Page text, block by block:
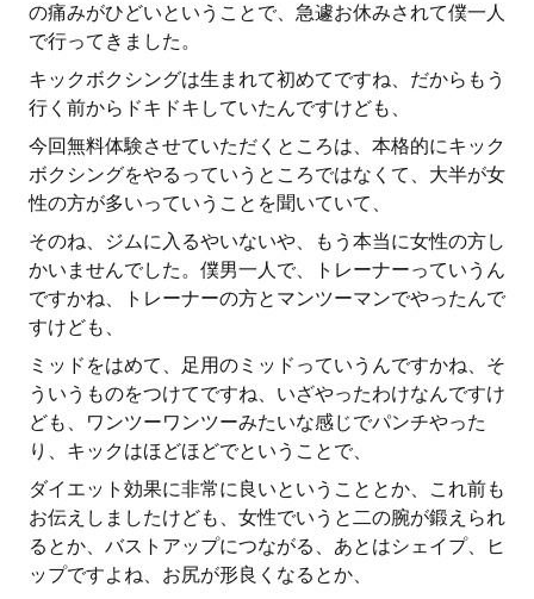
の痛みがひどいということで、急遽お休みされて僕一人
で行ってきました。
キックボクシングは生まれて初めてですね、だからもう
行く前からドキドキしていたんですけども、
今回無料体験させていただくところは、本格的にキック
ボクシングをやるっていうところではなくて、大半が女
性の方が多いっていうことを聞いていて、
そのね、ジムに入るやいないや、もう本当に女性の方し
かいませんでした。僕男一人で、トレーナーっていうん
ですかね、トレーナーの方とマンツーマンでやったんで
すけども、
ミッドをはめて、足用のミッドっていうんですかね、そ
ういうものをつけてですね、いざやったわけなんですけ
ども、ワンツーワンツーみたいな感じでパンチやった
り、キックはほどほどでということで、
ダイエット効果に非常に良いということとか、これ前も
お伝えしましたけども、女性でいうと二の腕が鍛えられ
るとか、バストアップにつながる、あとはシェイプ、ヒ
ップですよね、お尻が形良くなるとか、